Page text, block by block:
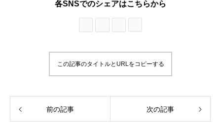
各SNSでのシェアはこちらから
この記事のタイトルとURLをコピーする
前の記事 次の記事